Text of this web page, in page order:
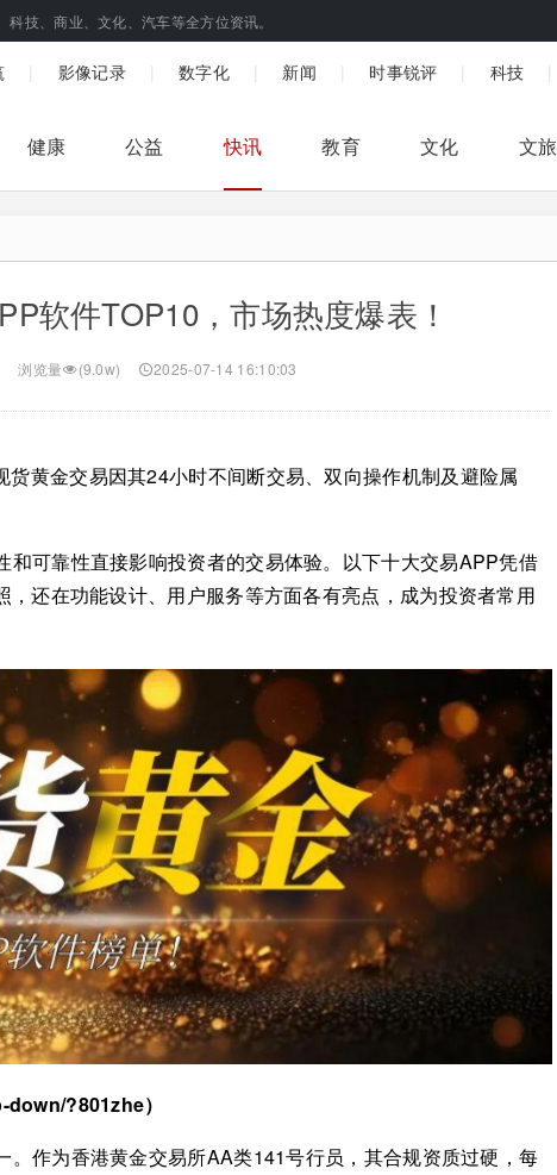
技、商业、文化、汽车等全方位资讯。
影像记录 数字化 新闻 时事锐评 科技
健康 公益 快讯 教育 文化 文旅
软件TOP10，市场热度爆表！
浏览量 (9.0w) 2025-07-14 16:10:03
黄金交易因其24小时不间断交易、双向操作机制及避险属
可靠性直接影响投资者的交易体验。以下十大交易APP凭借
还在功能设计、用户服务等方面各有亮点，成为投资者常用
?801zhe）
作为香港黄金交易所AA类141号行员，其合规资质过硬，每